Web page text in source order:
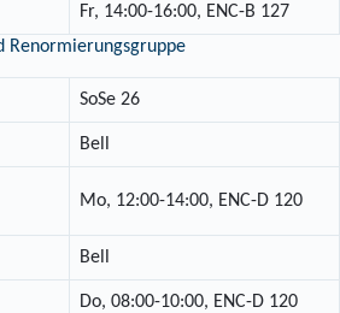
Fr, 14:00-16:00, ENC-B 127
Renormierungsgruppe
SoSe 26
Bell
Mo, 12:00-14:00, ENC-D 120
Bell
Do, 08:00-10:00, ENC-D 120